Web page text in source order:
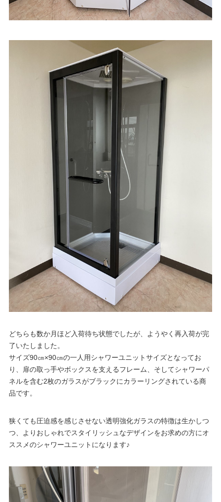
どちらも数か月ほど入荷待ち状態でしたが、ようやく再入荷が完
了いたしました。
サイズ90㎝×90㎝の一人用シャワーユニットサイズとなってお
り、扉の取っ手やボックスを支えるフレーム、そしてシャワーパ
ネルを含む2枚のガラスがブラックにカラーリングされている商
品です。
狭くても圧迫感を感じさせない透明強化ガラスの特徴は生かしつ
つ、よりおしゃれでスタイリッシュなデザインをお求めの方にオ
ススメのシャワーユニットになります♪